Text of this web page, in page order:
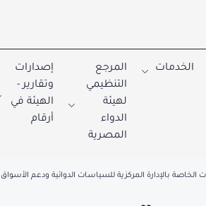
الخدمات
المرجع
التنظيمي
لهيئة
الدواء
المصرية
إصدارات
وتقارير -
الهيئة في
أرقام
الخاصة بالإدارة المركزية للسياسات الدوائية ودعم الأسواق